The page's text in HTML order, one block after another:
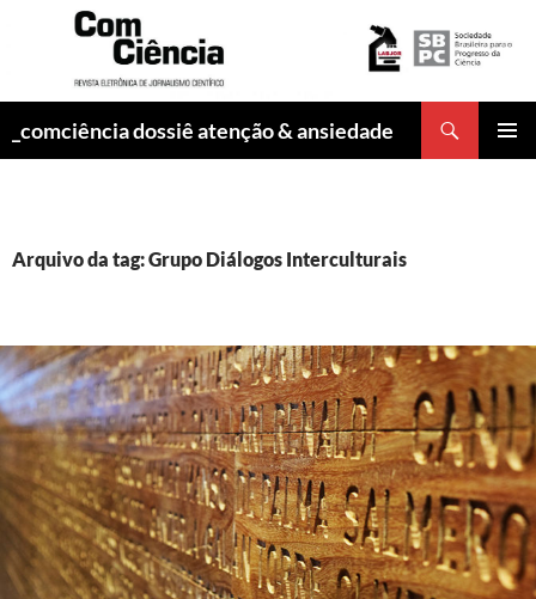
_comciência dossiê atenção & ansiedade
Arquivo da tag: Grupo Diálogos Interculturais